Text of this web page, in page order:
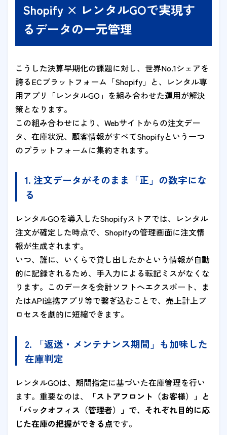
Shopify × レンタルGOで実現す
るデータの一元管理
こうした決算早期化の課題に対し、世界No.1シェアを
誇るECプラットフォーム「Shopify」と、レンタル専
用アプリ「レンタルGO」を組み合わせた運用が解決
策となります。
この組み合わせにより、Webサイトからの注文デー
タ、在庫状況、顧客情報がすべてShopifyという一つ
のプラットフォームに集約されます。
1. 注文データがそのまま「正」の数字にな
る
レンタルGOを導入したShopifyストアでは、レンタル
注文が確定した時点で、Shopifyの管理画面に注文情
報が生成されます。
いつ、誰に、いくらで貸し出したかという情報が自動
的に記録されるため、手入力による転記ミスがなくな
ります。このデータを会計ソフトへエクスポート、ま
たはAPI連携アプリ等で繋ぎ込むことで、売上計上プ
ロセスを劇的に短縮できます。
2. 「返送・メンテナンス期間」も加味した
在庫判定
レンタルGOは、期間指定に基づいた在庫管理を行い
ます。重要なのは、
「ストアフロント（お客様）」と
「バックオフィス（管理者）」で、それぞれ目的に応
じた在庫の把握ができる点です。